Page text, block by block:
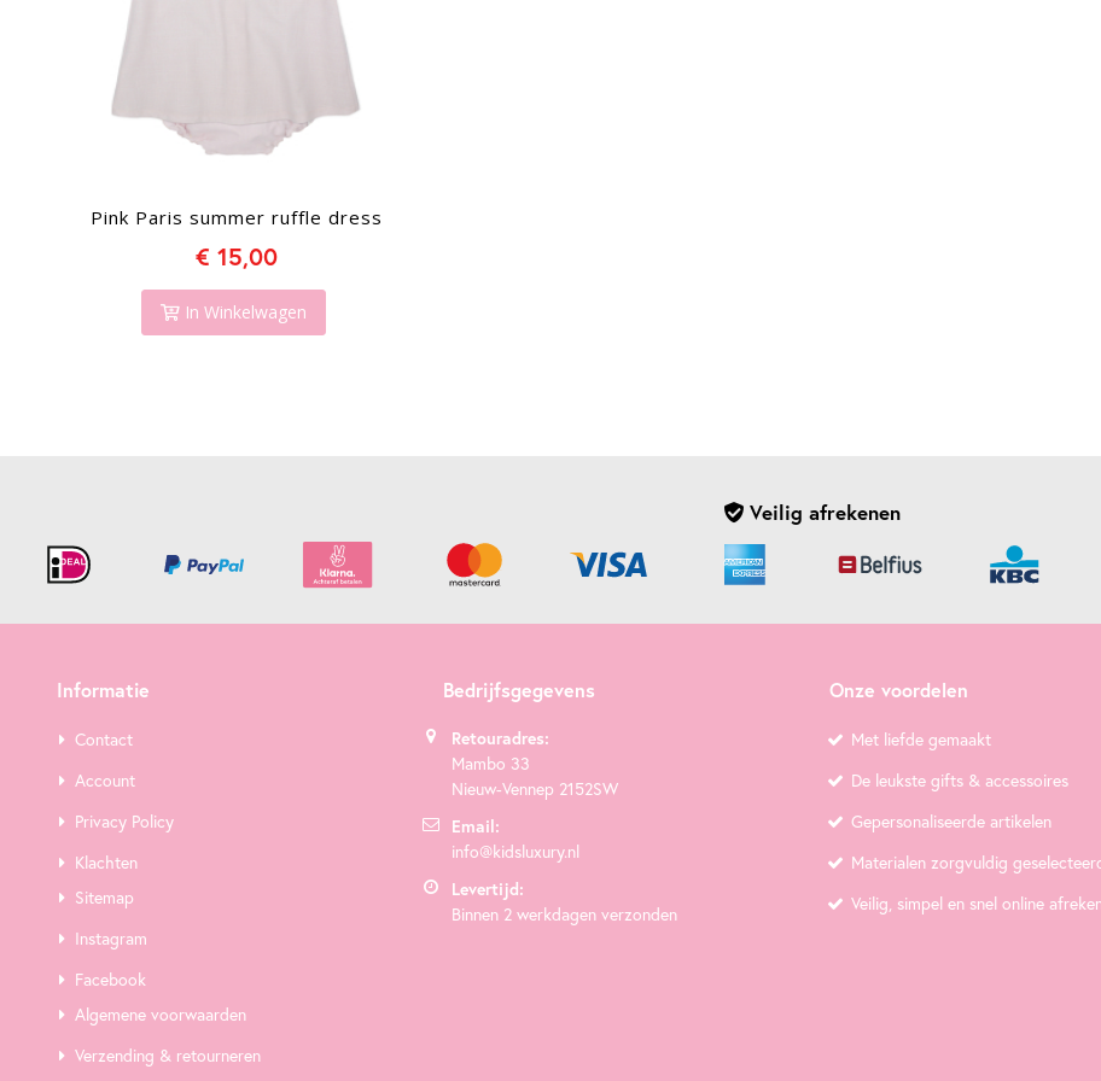
Pink Paris summer ruffle dress
€ 15,00
In Winkelwagen
Veilig afrekenen
Informatie
Contact
Account
Privacy Policy
Klachten
Sitemap
Instagram
Facebook
Algemene voorwaarden
Verzending & retourneren
Bedrijfsgegevens
Retouradres:
Mambo 33
Nieuw-Vennep 2152SW
Email:
info@kidsluxury.nl
Levertijd:
Binnen 2 werkdagen verzonden
Onze voordelen
Met liefde gemaakt
De leukste gifts & accessoires
Gepersonaliseerde artikelen
Materialen zorgvuldig
Veilig, simpel en snel online